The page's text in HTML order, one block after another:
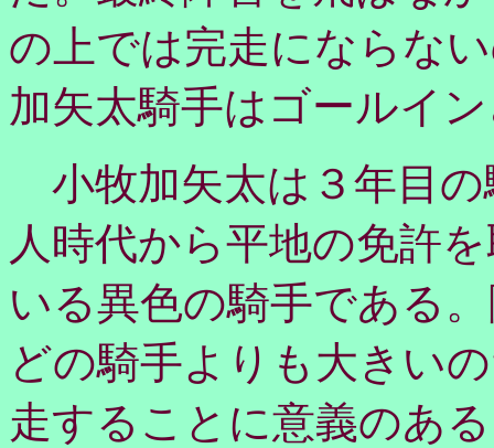
の上では完走にならな
加矢太騎手はゴールイ
小牧加矢太は３年目の
人時代から平地の免許
いる異色の騎手である
どの騎手よりも大きい
走することに意義のあ